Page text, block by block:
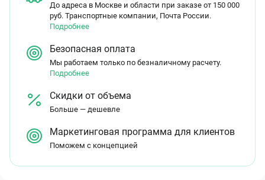
До адреса в Москве и области при заказе от 150 000
руб. Транспортные компании, Почта России.
Подробнее
Безопасная оплата
Мы работаем только по безналичному расчету.
Подробнее
Скидки от объема
Больше — дешевле
Маркетинговая программа для клиентов
Поможем с концепцией